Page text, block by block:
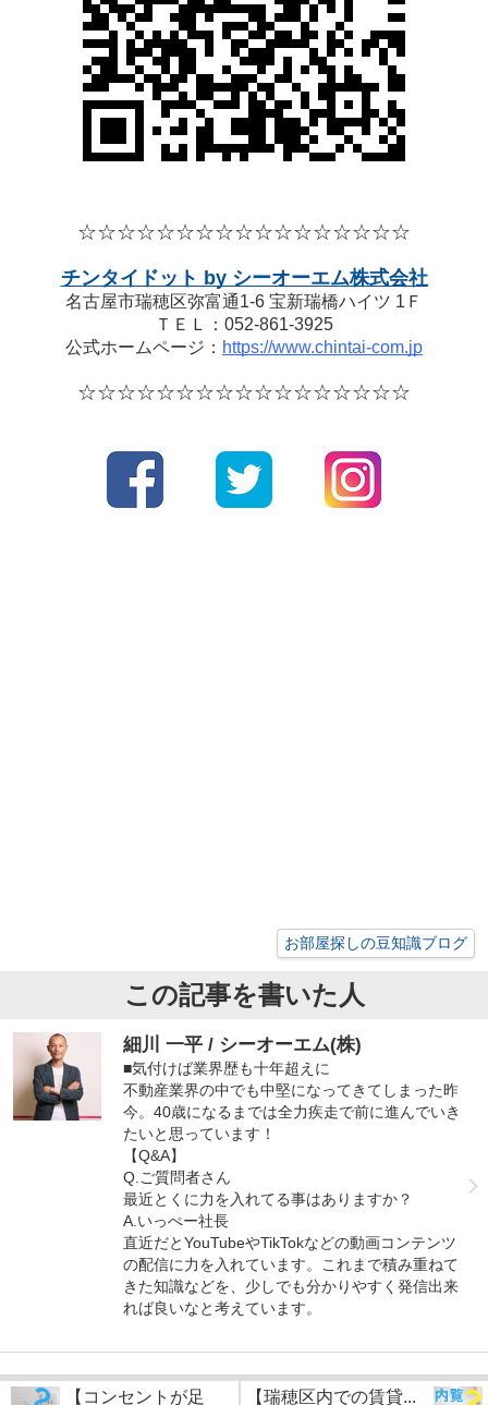
☆☆☆☆☆☆☆☆☆☆☆☆☆☆☆☆☆
チンタイドット by シーオーエム株式会社
名古屋市瑞穂区弥富通1-6 宝新瑞橋ハイツ 1Ｆ
ＴＥＬ：052-861-3925
公式ホームページ： https://www.chintai-com.jp
☆☆☆☆☆☆☆☆☆☆☆☆☆☆☆☆☆
お部屋探しの豆知識ブログ
この記事を書いた人
細川 一平 / シーオーエム(株)
■気付けば業界歴も十年超えに
不動産業界の中でも中堅になってきてしまった昨
今。40歳になるまでは全力疾走で前に進んでいき
たいと思っています！
【Q&A】
Q.ご質問者さん
最近とくに力を入れてる事はありますか？
A.いっぺー社長
直近だとYouTubeやTikTokなどの動画コンテンツ
の配信に力を入れています。これまで積み重ねて
きた知識などを、少しでも分かりやすく発信出来
れば良いなと考えています。
【コンセントが足 【瑞穂区内での賃貸...